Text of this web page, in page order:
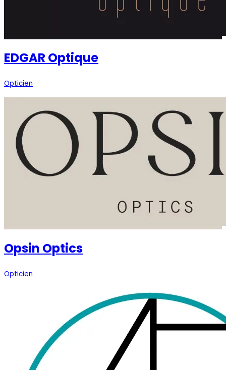
EDGAR Optique
Opticien
Opsin Optics
Opticien